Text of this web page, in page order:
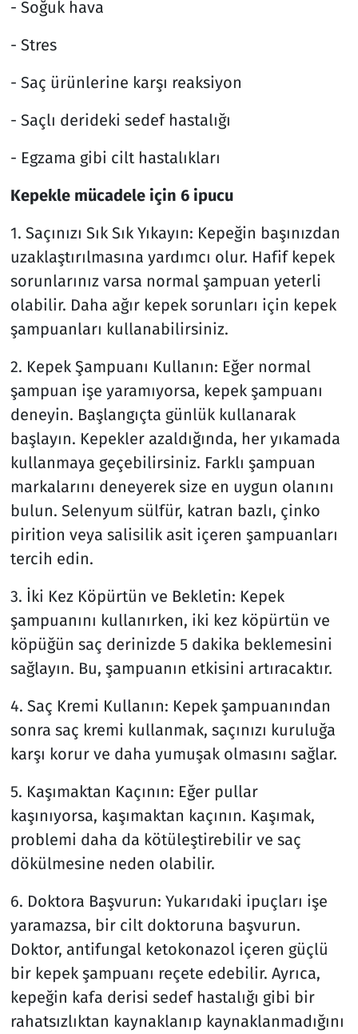
- Soğuk hava
- Stres
- Saç ürünlerine karşı reaksiyon
- Saçlı derideki sedef hastalığı
- Egzama gibi cilt hastalıkları
Kepekle mücadele için 6 ipucu
1. Saçınızı Sık Sık Yıkayın: Kepeğin başınızdan
uzaklaştırılmasına yardımcı olur. Hafif kepek
sorunlarınız varsa normal şampuan yeterli
olabilir. Daha ağır kepek sorunları için kepek
şampuanları kullanabilirsiniz.
2. Kepek Şampuanı Kullanın: Eğer normal
şampuan işe yaramıyorsa, kepek şampuanı
deneyin. Başlangıçta günlük kullanarak
başlayın. Kepekler azaldığında, her yıkamada
kullanmaya geçebilirsiniz. Farklı şampuan
markalarını deneyerek size en uygun olanını
bulun. Selenyum sülfür, katran bazlı, çinko
pirition veya salisilik asit içeren şampuanları
tercih edin.
3. İki Kez Köpürtün ve Bekletin: Kepek
şampuanını kullanırken, iki kez köpürtün ve
köpüğün saç derinizde 5 dakika beklemesini
sağlayın. Bu, şampuanın etkisini artıracaktır.
4. Saç Kremi Kullanın: Kepek şampuanından
sonra saç kremi kullanmak, saçınızı kuruluğa
karşı korur ve daha yumuşak olmasını sağlar.
5. Kaşımaktan Kaçının: Eğer pullar
kaşınıyorsa, kaşımaktan kaçının. Kaşımak,
problemi daha da kötüleştirebilir ve saç
dökülmesine neden olabilir.
6. Doktora Başvurun: Yukarıdaki ipuçları işe
yaramazsa, bir cilt doktoruna başvurun.
Doktor, antifungal ketokonazol içeren güçlü
bir kepek şampuanı reçete edebilir. Ayrıca,
kepeğin kafa derisi sedef hastalığı gibi bir
rahatsızlıktan kaynaklanıp kaynaklanmadığını